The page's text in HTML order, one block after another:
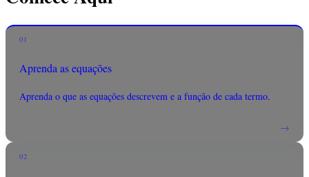
01
Aprenda as equações
Aprenda o que as equações descrevem e a função de cada termo.
→
02